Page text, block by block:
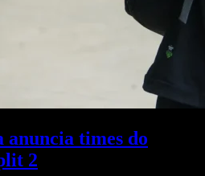
times do
2